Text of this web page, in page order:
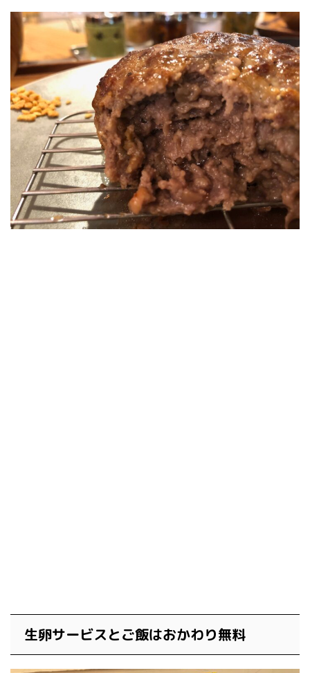
生卵サービスとご飯はおかわり無料